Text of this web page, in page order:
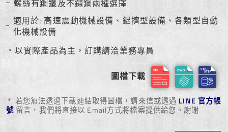
螺絲有鋼鐵及不鏽鋼兩種選擇
適用於: 高速震動機械設備、鋁擠型設備、各類型自動
化機械設備
﹡以實際產品為主，訂購請洽業務專員
圖檔下載
* 若您無法透過下載連結取得圖檔，請來信或透過 LINE 官方帳
號 留言，我們將直接以 Email方式將檔案提供給您。謝謝